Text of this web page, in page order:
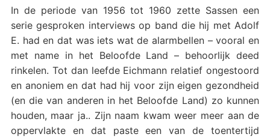
In de periode van 1956 tot 1960 zette Sassen een
serie gesproken interviews op band die hij met Adolf
E. had en dat was iets wat de alarmbellen – vooral en
met name in het Beloofde Land – behoorlijk deed
rinkelen. Tot dan leefde Eichmann relatief ongestoord
en anoniem en dat had hij voor zijn eigen gezondheid
(en die van anderen in het Beloofde Land) zo kunnen
houden, maar ja.. Zijn naam kwam weer meer aan de
oppervlakte en dat paste een van de toentertijd